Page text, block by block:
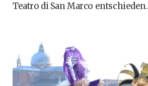
Teatro di San Marco entschieden.